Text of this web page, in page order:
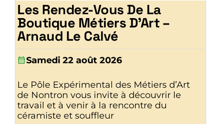
Les Rendez-Vous De La
Boutique Métiers D’Art –
Arnaud Le Calvé
Samedi 22 août 2026
Le Pôle Expérimental des Métiers d’Art
de Nontron vous invite à découvrir le
travail et à venir à la rencontre du
céramiste et souffleur